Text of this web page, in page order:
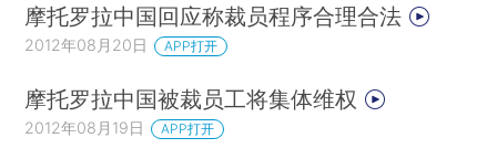
摩托罗拉中国回应称裁员程序合理合法
2012年08月20日 APP打开
摩托罗拉中国被裁员工将集体维权
2012年08月19日 APP打开